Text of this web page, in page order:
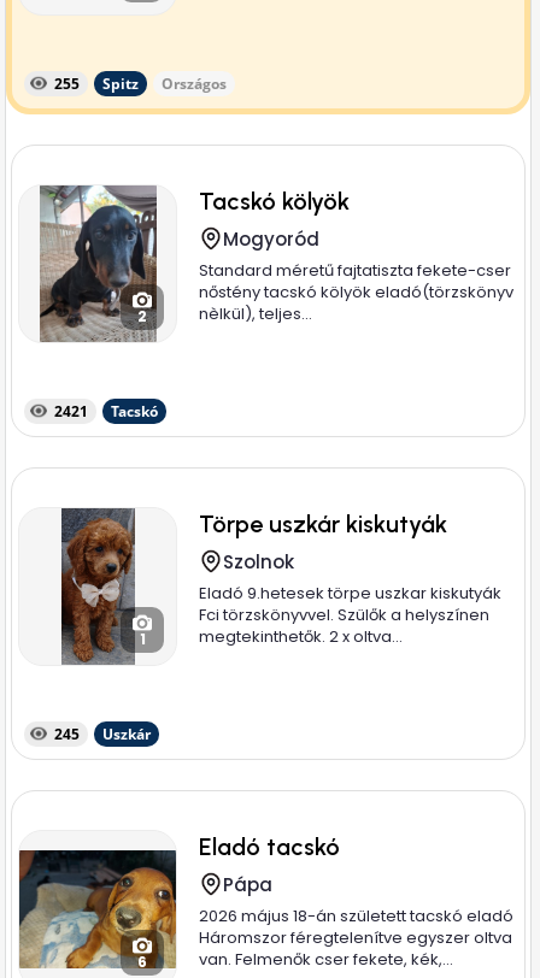
255 Spitz Országos
2
Tacskó kölyök
Mogyoród
Standard méretű fajtatiszta fekete-cser
nőstény tacskó kölyök eladó(törzskönyv
nèlkül), teljes...
2421 Tacskó
1
Törpe uszkár kiskutyák
Szolnok
Eladó 9.hetesek törpe uszkar kiskutyák
Fci törzskönyvvel. Szülők a helyszínen
megtekinthetők. 2 x oltva...
245 Uszkár
6
Eladó tacskó
Pápa
2026 május 18-án született tacskó eladó
Háromszor féregtelenítve egyszer oltva
van. Felmenők cser fekete, kék,...